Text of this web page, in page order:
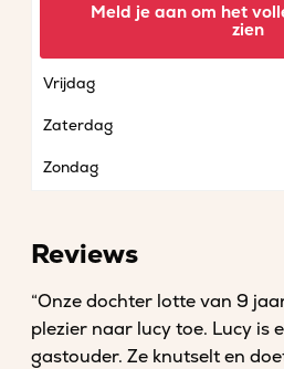
Vrijdag
Zaterdag
Zondag
Meld je aan om het
zien
Reviews
“Onze dochter lotte van 9
plezier naar lucy toe. Lucy is
gastouder. Ze knutselt en